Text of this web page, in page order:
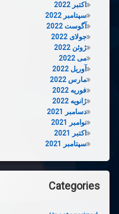
اکتبر 2022
سپتامبر 2022
آگوست 2022
جولای 2022
ژوئن 2022
می 2022
آوریل 2022
مارس 2022
فوریه 2022
ژانویه 2022
دسامبر 2021
نوامبر 2021
اکتبر 2021
سپتامبر 2021
Categories